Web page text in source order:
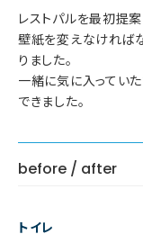
レストパルを最初提
壁紙を変えなければ
りました。
一緒に気に入ってい
できました。
before / after
トイレ